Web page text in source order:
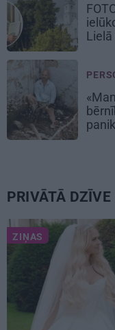
PRIVĀTĀ DZĪVE
ZIŅAS